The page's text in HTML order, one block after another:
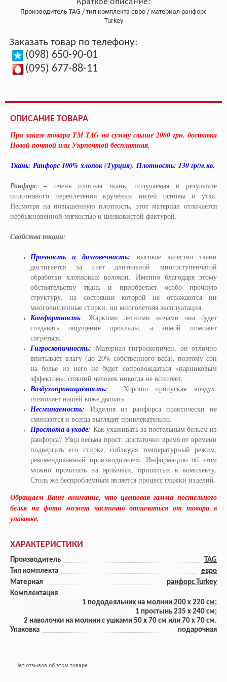
Производитель TAG тип комплекта евро материал ранфорс
Turkey
Заказать товар по телефону:
(098) 650-90-01
(095) 677-88-11
ОПИСАНИЕ ТОВАРА
При заказе товара TM TAG на сумму свыше 2000 грн. доставка
Новой почтой или Укрпочтой бесплатная.
Ткань: Ранфорс 100% хлопок (Турция). Плотность: 130 гр/м.кв.
Ранфорс – очень плотная ткань, получаемая в результате
полотняного переплетения кручёных нитей основы и утка.
Несмотря на повышенную плотность, этот материал отличается
необыкновенной мягкостью и шелковистой фактурой.
Свойства ткани:
Прочность и долговечность: высокое качество ткани
достигается за счёт длительной многоступенчатой
обработки хлопковых волокон. Именно благодаря этому
обстоятельству ткань и приобретает особо прочную
структуру, на состоянии которой не отражаются ни
многочисленные стирки, ни многолетняя эксплуатация.
Комфортность: Жаркими летними ночами она будет
создавать ощущение прохлады, а зимой поможет
согреться.
Гигроскопичность: Материал гигроскопичен, он отлично
впитывает влагу (до 20% собственного веса), поэтому сон
на белье из него не будет сопровождаться «парниковым
эффектом»: спящий человек никогда не вспотеет.
Воздухопроницаемость:
Хорошо пропуская воздух,
позволяет нашей коже дышать.
Несминаемость: Изделия из ранфорса практически не
сминаются и всегда выглядят привлекательно.
Простота в уходе: Как ухаживать за постельным бельем из
ранфорса? Уход весьма прост: достаточно время от времени
подвергать его стирке, соблюдая температурный режим,
рекомендованный производителем. Информацию об этом
можно прочитать на ярлычках, пришитых к комплекту.
Столь же беспроблемным является процесс глажки изделий.
Обращаем Ваше внимание, что цветовая гамма постельного
белья на фото может частично отличаться от товара в
упаковке.
ХАРАКТЕРИСТИКИ
Производитель
TAG
Тип комплекта
евро
Материал
ранфорс Turkey
Комплектация
1 пододеяльник на молнии 200 x 220 см;
1 прoстынь 235 x 240 см;
2 наволочки на молнии с ушками 50 x 70 см или 70 x 70 см.
Упаковка
подарочная
Нет отзывов об этом товаре.